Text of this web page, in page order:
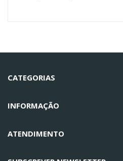
CATEGORIAS
INFORMAÇÃO
ATENDIMENTO